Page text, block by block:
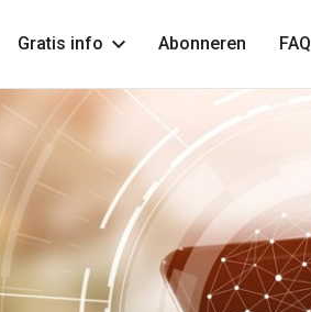
Gratis info Abonneren FAQ